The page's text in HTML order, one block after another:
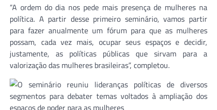
“A ordem do dia nos pede mais presença de mulheres na
política. A partir desse primeiro seminário, vamos partir
para fazer anualmente um fórum para que as mulheres
possam, cada vez mais, ocupar seus espaços e decidir,
justamente, as políticas públicas que sirvam para a
valorização das mulheres brasileiras”, completou.